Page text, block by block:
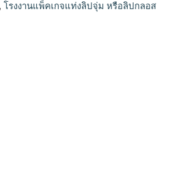
,โรงงานแพ็คเกจแท่งลิปจุ่ม หรือลิปกลอส